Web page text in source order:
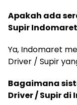
Apakah ada
Supir
Ya, Indomaret
Driver / Supir
Bagaimana
Driver / Supir di